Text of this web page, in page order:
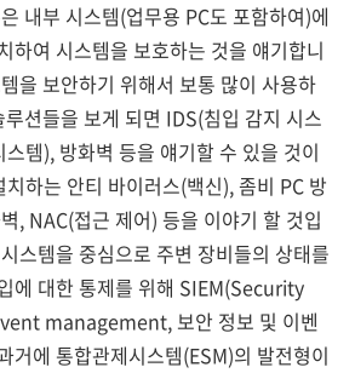
내부 시스템(업무용 PC도 포함하여)에
하여 시스템을 보호하는 것을 얘기합니
을 보안하기 위해서 보통 많이 사용하
션들을 보게 되면 IDS(침입 감지 시스
템), 방화벽 등을 얘기할 수 있을 것이
하는 안티 바이러스(백신), 좀비 PC 방
, NAC(접근 제어) 등을 이야기 할 것입
스템을 중심으로 주변 장비들의 상태를
에 대한 통제를 위해 SIEM(Security
management, 보안 정보 및 이벤
거에 통합관제시스템(ESM)의 발전형이